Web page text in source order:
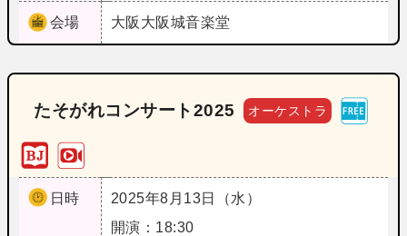
会場 大阪 大阪城音楽堂
たそがれコンサート2025 オーケストラ
日時
2025年8月13日（水）
開演：18:30